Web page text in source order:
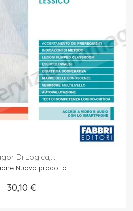
Di Logica,...
Nuovo prodotto
30,10 €